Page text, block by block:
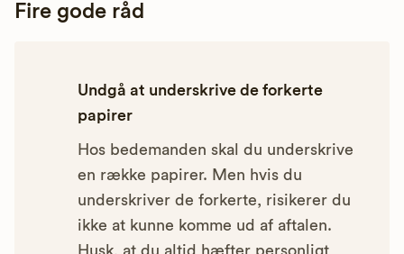
Fire gode råd
Undgå at underskrive de forkerte
papirer
Hos bedemanden skal du underskrive
en række papirer. Men hvis du
underskriver de forkerte, risikerer du
ikke at kunne komme ud af aftalen.
Husk, at du altid hæfter personligt